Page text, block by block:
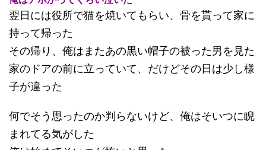
翌日には役所で猫を焼いてもらい、骨を貰って家に
持って帰った
その帰り、俺はまたあの黒い帽子の被った男を見た
家のドアの前に立っていて、だけどその日は少し様
子が違った
何でそう思ったのか判らないけど、俺はそいつに睨
まれてる気がした